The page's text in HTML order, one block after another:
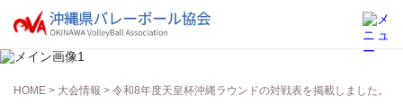
大会情報
HOME > 大会情報 > 令和8年度天皇杯沖縄ラウンドの対戦表を掲載しました。